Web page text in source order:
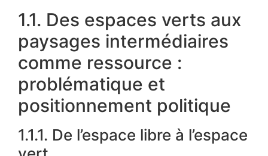
1.1. Des espaces verts aux
paysages intermédiaires
comme ressource :
problématique et
positionnement politique
1.1.1. De l’espace libre à l’espace